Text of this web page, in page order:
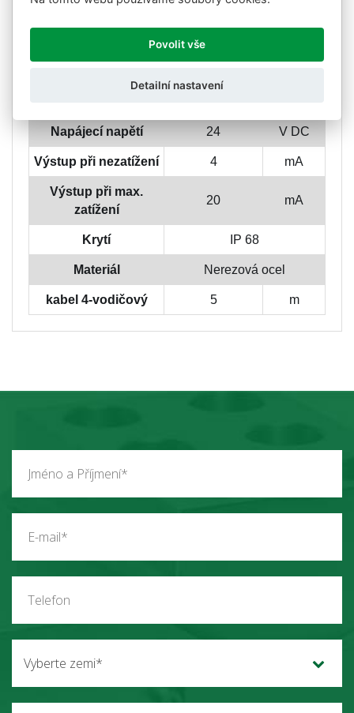
- 20 až + 60 °C
Napájecí napětí 24 V DC
Výstup při nezatížení 4 mA
Výstup při max.
zatížení
20 mA
Krytí IP 68
Materiál Nerezová ocel
kabel 4-vodičový 5 m
Vyberte zemi*
Povolit vše
Detailní nastavení